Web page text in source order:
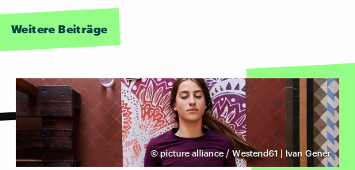
Weitere Beiträge
©picture alliance / Westend61 | Ivan Gener